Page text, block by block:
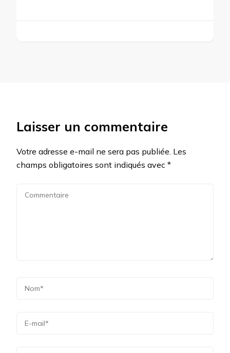
Laisser un commentaire
Votre adresse e-mail ne sera pas publiée. Les
champs obligatoires sont indiqués avec *